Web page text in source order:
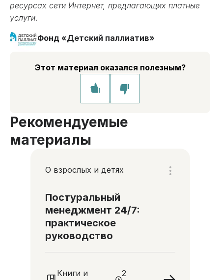
ресурсах сети Интернет, предлагающих платные
услуги.
Фонд «Детский паллиатив»
Этот материал оказался полезным?
Рекомендуемые
материалы
О взрослых и детях
Постуральный
менеджмент 24/7:
практическое
руководство
Книги и 2